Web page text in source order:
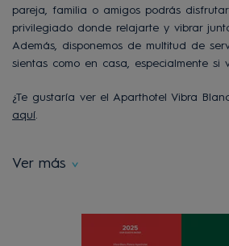
pareja, familia o amigos podrás
privilegiado donde relajarte y vibrar
Además, disponemos de multitud de
sientas como en casa , especialmente si
¿Te gustaría ver el Aparthotel Vibra
aquí
Ver más